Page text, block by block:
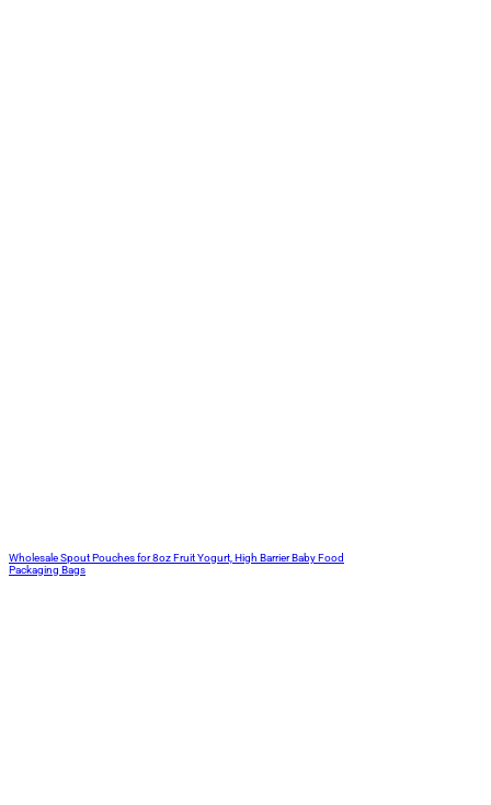
Wholesale Spout Pouches for 8oz Fruit Yogurt, High Barrier Baby Food
Packaging Bags